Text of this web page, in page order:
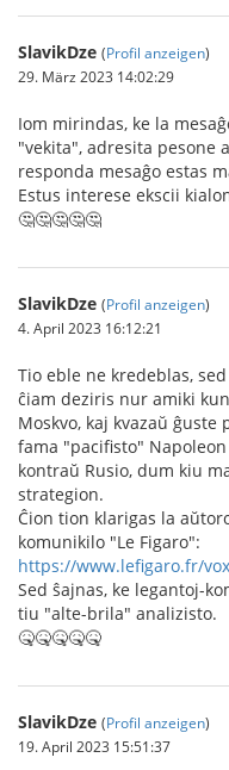
SlavikDze (Profil anzeigen)
29. März 2023 14:02:29
Iom mirindas, ke la
"vekita", adresita pesone
responda mesaĝo estas
Estus interese ekscii
🤔🤔🤔🤔🤔
SlavikDze (Profil anzeigen)
4. April 2023 16:12:21
Tio eble ne kredeblas,
ĉiam deziris nur amiki
Moskvo, kaj kvazaŭ
fama "pacifisto"
kontraŭ Rusio, dum kiu
strategion.
Ĉion tion klarigas la
komunikilo "Le Figaro":
https://www.lefigaro.fr/
Sed ŝajnas, ke legantoj-
tiu "alte-brila" analizisto.
🤒🤒🤒🤒🤒
SlavikDze (Profil anzeigen)
19. April 2023 15:51:37